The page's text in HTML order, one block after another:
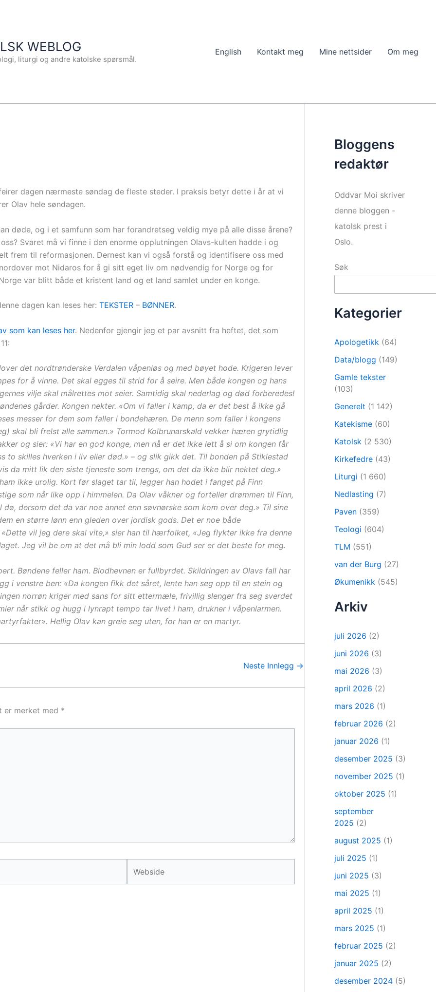
WEBLOG
liturgi og andre katolske spørsmål.
English Kontakt meg Mine nettsider Om meg
dagen nærmeste søndag de fleste steder. I praksis betyr dette i år at vi
Olav hele søndagen.
døde, og i et samfunn som har forandretseg veldig mye på alle disse årene?
Svaret må vi finne i den enorme opplutningen Olavs-kulten hadde i og
frem til reformasjonen. Dernest kan vi også forstå og identifisere oss med
mot Nidaros for å gi sitt eget liv om nødvendig for Norge og for
var blitt både et kristent land og et land samlet under en konge.
dagen kan leses her: TEKSTER – BØNNER.
som kan leses her. Nedenfor gjengir jeg et par avsnitt fra heftet, det som
det nordtrønderske Verdalen våpenløs og med bøyet hode. Krigeren lever
for å vinne. Det skal egges til strid for å seire. Men både kongen og hans
vilje skal målrettes mot seier. Samtidig skal nederlag og død forberedes!
gårder. Kongen nekter. «Om vi faller i kamp, da er det best å ikke gå
messer for dem som faller i bondehæren. De menn som faller i kongens
skal bli frelst alle sammen.» Tormod Kolbrunarskald vekker hæren grytidlig
og sier: «Vi har en god konge, men nå er det ikke lett å si om kongen får
to skilles hverken i liv eller død.» – og slik gikk det. Til bonden på Stiklestad
da mitt lik den siste tjeneste som trengs, om det da ikke blir nektet deg.»
ikke urolig. Kort før slaget tar til, legger han hodet i fanget på Finn
som når like opp i himmelen. Da Olav våkner og forteller drømmen til Finn,
dersom det da var noe annet enn søvnørske som kom over deg.» Til sine
en større lønn enn gleden over jordisk gods. Det er noe både
vil jeg dere skal vite,» sier han til hærfolket, «Jeg flykter ikke fra denne
Jeg vil be om at det må bli min lodd som Gud ser er det beste for meg.
Bøndene feller ham. Blodhevnen er fullbyrdet. Skildringen av Olavs fall har
i venstre ben: «Da kongen fikk det såret, lente han seg opp til en stein og
norrøn kriger med sans for sitt ettermæle, frivillig slenger fra seg sverdet
når stikk og hugg i lynrapt tempo tar livet i ham, drukner i våpenlarmen.
Hellig Olav kan greie seg uten, for han er en martyr.
Neste Innlegg →
er merket med *
Bloggens
redaktør
Oddvar Moi skriver
denne bloggen -
katolsk prest i
Oslo.
Søk
Kategorier
Apologetikk (64)
Data/blogg (149)
Gamle tekster
(103)
Generelt (1 142)
Katekisme (60)
Katolsk (2 530)
Kirkefedre (43)
Liturgi (1 660)
Nedlasting (7)
Paven (359)
Teologi (604)
TLM (551)
van der Burg (27)
Økumenikk (545)
Arkiv
juli 2026 (2)
juni 2026 (3)
mai 2026 (3)
april 2026 (2)
mars 2026 (1)
februar 2026 (2)
januar 2026 (1)
desember 2025 (3)
november 2025 (1)
oktober 2025 (1)
september
2025 (2)
august 2025 (1)
juli 2025 (1)
juni 2025 (3)
mai 2025 (1)
april 2025 (1)
mars 2025 (1)
februar 2025 (2)
januar 2025 (2)
desember 2024 (5)